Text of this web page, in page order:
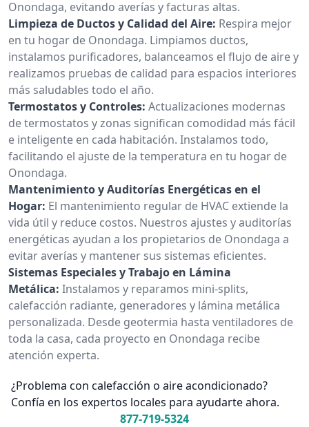
Onondaga, evitando averías y facturas altas.
Limpieza de Ductos y Calidad del Aire: Respira mejor
en tu hogar de Onondaga. Limpiamos ductos,
instalamos purificadores, balanceamos el flujo de aire y
realizamos pruebas de calidad para espacios interiores
más saludables todo el año.
Termostatos y Controles: Actualizaciones modernas
de termostatos y zonas significan comodidad más fácil
e inteligente en cada habitación. Instalamos todo,
facilitando el ajuste de la temperatura en tu hogar de
Onondaga.
Mantenimiento y Auditorías Energéticas en el
Hogar: El mantenimiento regular de HVAC extiende la
vida útil y reduce costos. Nuestros ajustes y auditorías
energéticas ayudan a los propietarios de Onondaga a
evitar averías y mantener sus sistemas eficientes.
Sistemas Especiales y Trabajo en Lámina
Metálica: Instalamos y reparamos mini-splits,
calefacción radiante, generadores y lámina metálica
personalizada. Desde geotermia hasta ventiladores de
toda la casa, cada proyecto en Onondaga recibe
atención experta.
¿Problema con calefacción o aire acondicionado?
Confía en los expertos locales para ayudarte ahora.
877-719-5324